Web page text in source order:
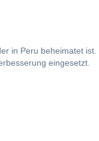
in Peru beheimatet
eingesetzt.